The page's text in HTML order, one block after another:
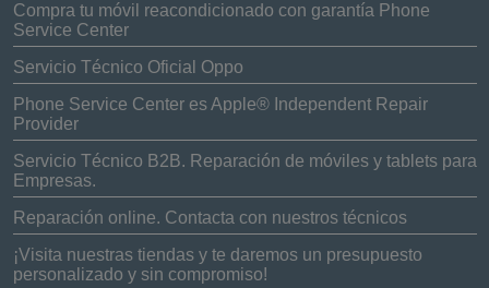
Compra tu móvil reacondicionado con garantía Phone
Service Center
Servicio Técnico Oficial Oppo
Phone Service Center es Apple® Independent Repair
Provider
Servicio Técnico B2B. Reparación de móviles y tablets para
Empresas.
Reparación online. Contacta con nuestros técnicos
¡Visita nuestras tiendas y te daremos un presupuesto
personalizado y sin compromiso!